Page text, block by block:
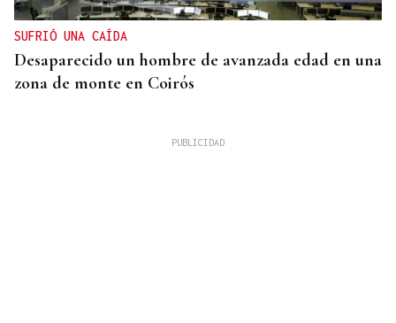
SUFRIÓ UNA CAÍDA
Desaparecido un hombre de avanzada edad en una
zona de monte en Coirós